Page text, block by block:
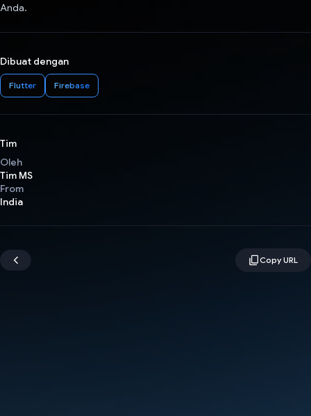
Anda.
Dibuat dengan
Flutter Firebase
Tim
Oleh
Tim MS
From
India